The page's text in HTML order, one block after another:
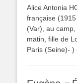
Alice Antonia
française
(Var), au
matin, fille de
Paris (Seine)- )